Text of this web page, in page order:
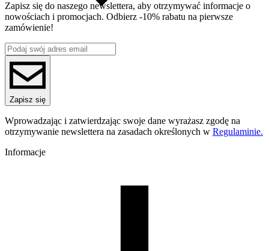
Zapisz się do naszego newslettera, aby otrzymywać informacje o
nowościach i promocjach. Odbierz -10% rabatu na pierwsze
zamówienie!
Zapisz się
Wprowadzając i zatwierdzając swoje dane wyrażasz zgodę na
otrzymywanie newslettera na zasadach określonych w Regulaminie.
Informacje